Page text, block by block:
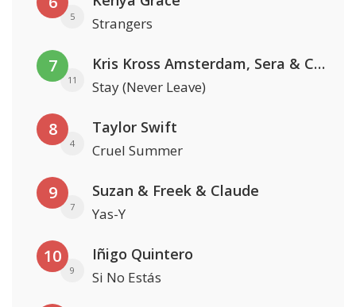
5 Strangers
7
11
Kris Kross Amsterdam, Sera & Conor Maynard
Stay (Never Leave)
8
4
Taylor Swift
Cruel Summer
9
7
Suzan & Freek & Claude
Yas-Y
10
9
Iñigo Quintero
Si No Estás